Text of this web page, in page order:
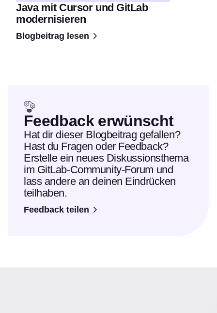
Java mit Cursor und GitLab
modernisieren
Blogbeitrag lesen
Feedback erwünscht
Hat dir dieser Blogbeitrag gefallen?
Hast du Fragen oder Feedback?
Erstelle ein neues Diskussionsthema
im GitLab-Community-Forum und
lass andere an deinen Eindrücken
teilhaben.
Feedback teilen